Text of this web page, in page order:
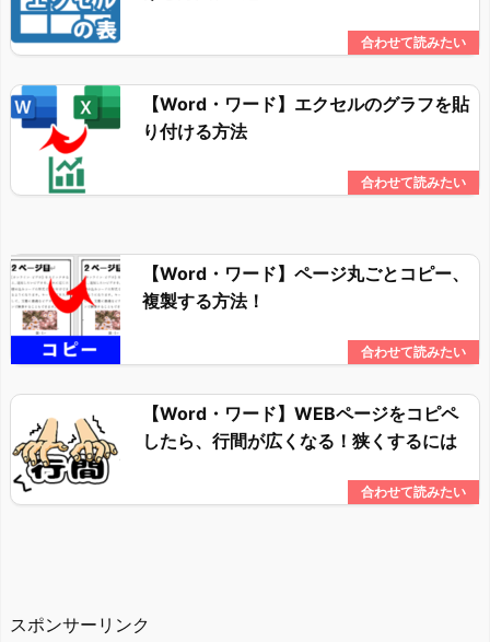
【Word・ワード】エクセルのグラフを貼
り付ける方法
【Word・ワード】ページ丸ごとコピー、
複製する方法！
【Word・ワード】WEBページをコピペ
したら、行間が広くなる！狭くするには
スポンサーリンク